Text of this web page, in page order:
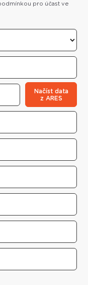
pro účast ve
Načíst data
z ARES